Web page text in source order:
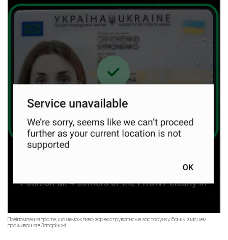
Повідомлення про те, що неможливо зареєструватись в застосунку банку з місцем
проживання в Запоріжжі.